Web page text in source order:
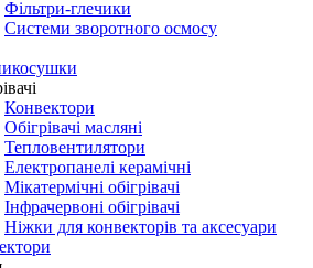
Фільтри-глечики
Системи зворотного осмосу
Конвектори
Обігрівачі масляні
Тепловентилятори
Електропанелі керамічні
Мікатермічні обігрівачі
Інфрачервоні обігрівачі
Ніжки для конвекторів та аксесуари